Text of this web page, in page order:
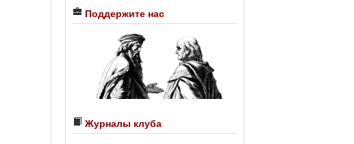
Поддержите нас
Журналы клуба